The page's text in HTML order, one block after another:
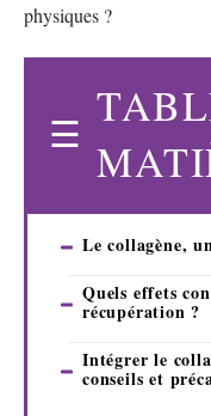
physiques ?
Le collagène,
Quels effets
récupération ?
Intégrer le
conseils et